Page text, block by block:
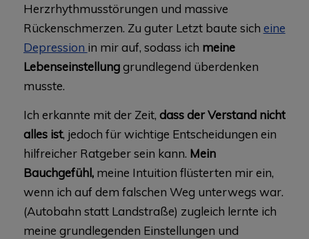
Herzrhythmusstörungen und massive
Rückenschmerzen. Zu guter Letzt baute sich eine
Depression in mir auf, sodass ich meine
Lebenseinstellunggrundlegend überdenken
musste.
Ich erkannte mit der Zeit, dass der Verstand nicht
alles ist, jedoch für wichtige Entscheidungen ein
hilfreicher Ratgeber sein kann. Mein
Bauchgefühl,meine Intuition flüsterten mir ein,
wenn ich auf dem falschen Weg unterwegs war.
(Autobahn statt Landstraße) zugleich lernte ich
meine grundlegenden Einstellungen und